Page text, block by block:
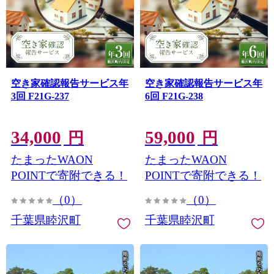
空き家確認報告サービス年
3回 F21G-237
34,000 円
たまったWAON
POINTで寄附できる！
（0）
千葉県睦沢町
空き家確認報告サービス年
6回 F21G-238
59,000 円
たまったWAON
POINTで寄附できる！
（0）
千葉県睦沢町